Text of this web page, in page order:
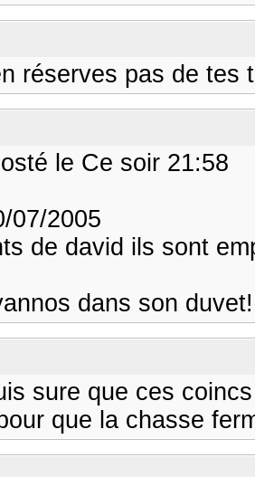
réserves pas de tes
le Ce soir 21:58
07/2005
de david ils sont
dans son
sure que ces
que la chasse